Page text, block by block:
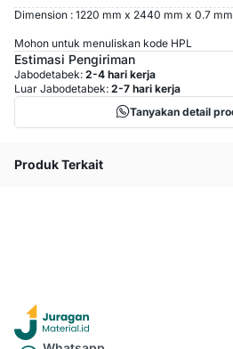
Dimension : 1220 mm x 2440 mm x 0.7 mm
Mohon untuk menuliskan kode HPL
Estimasi Pengiriman
Jabodetabek: 2-4 hari kerja
Luar Jabodetabek: 2-7 hari kerja
Tanyakan detail
Produk Terkait